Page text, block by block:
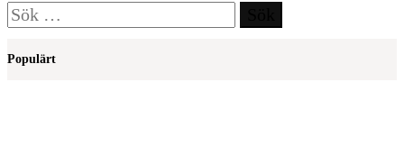
Sök
efter:
Populärt